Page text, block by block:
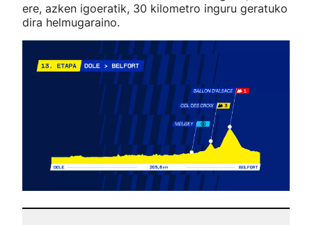
ere, azken igoeratik, 30 kilometro inguru geratuko
dira helmugaraino.